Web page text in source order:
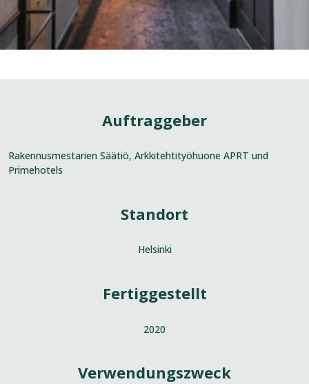
Auftraggeber
Rakennusmestarien Säätiö, Arkkitehtityöhuone APRT und
Primehotels
Standort
Helsinki
Fertiggestellt
2020
Verwendungszweck